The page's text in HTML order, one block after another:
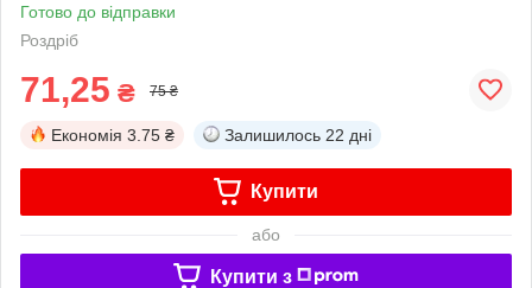
Готово до відправки
Роздріб
71,25 ₴ 75 ₴
Економія 3.75 ₴ Залишилось 22 дні
Купити
або
Купити з